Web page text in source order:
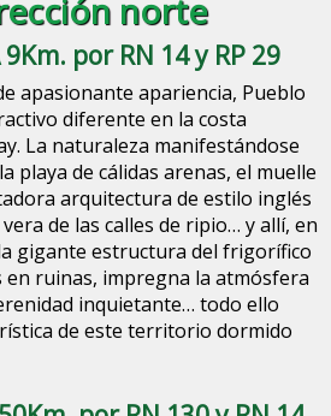
norte
por RN 14 y RP 29
apasionante apariencia, Pueblo
diferente en la costa
La naturaleza manifestándose
playa de cálidas arenas, el muelle
arquitectura de estilo inglés
de las calles de ripio… y allí, en
gigante estructura del frigorífico
en ruinas, impregna la atmósfera
inquietante… todo ello
de este territorio dormido